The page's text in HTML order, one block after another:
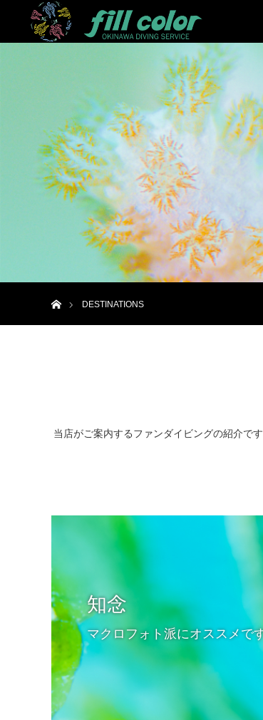
DESTINATIONS
当店がご案内するファンダイビングの紹介で
知念
マクロフォト派にオススメで